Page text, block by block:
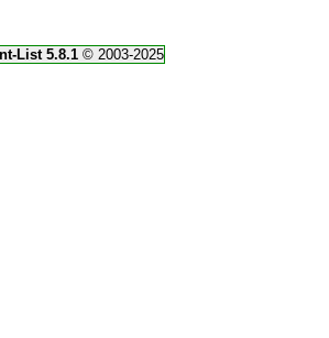
List 5.8.1© 2003-2025